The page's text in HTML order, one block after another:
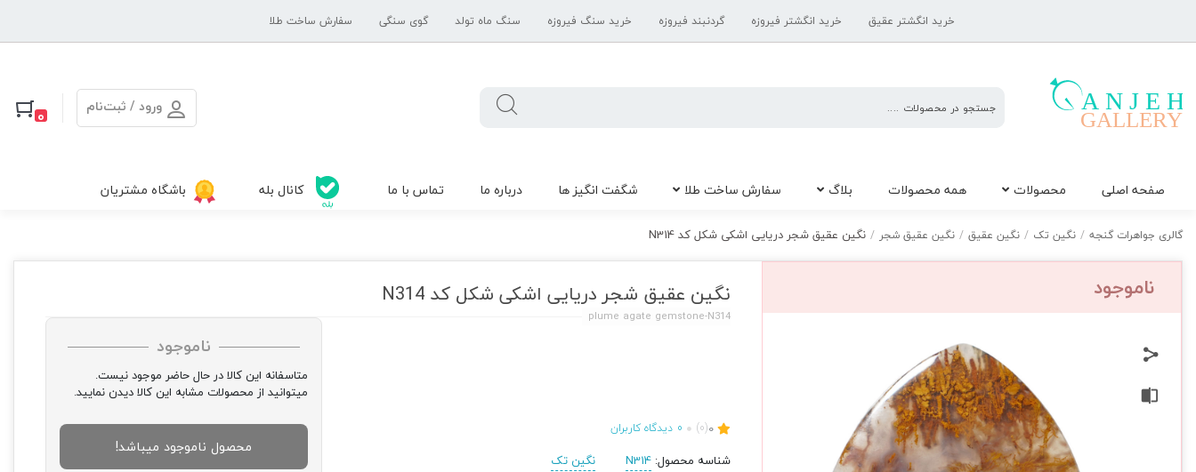
خرید انگشتر عقیق خرید انگشتر فیروزه گردنبند فیروزه خرید سنگ فیروزه سنگ ماه تولد گوی سنگی سفارش ساخت طلا
جواهرات
ورود / ثبت‌نام 0
صفحه اصلی محصولات همه محصولات بلاگ سفارش ساخت طلا شگفت انگیز ها درباره ما تماس با ما کانال بله باشگاه مشتریان
گالری جواهرات گنجه / نگین تک / نگین عقیق / نگین عقیق شجر / نگین عقیق شجر دریایی اشکی شکل کد N314
ناموجود نگین عقیق شجر دریایی اشکی شکل کد N314
plume agate gemstone-N314
ناموجود
متاسفانه این کالا در حال حاضر موجود نیست.
میتوانید از محصولات مشابه این کالا دیدن نمایید.
محصول ناموجود میباشد!
0
(0)
0 دیدگاه کاربران
شناسه محصول:N314 نگین تک